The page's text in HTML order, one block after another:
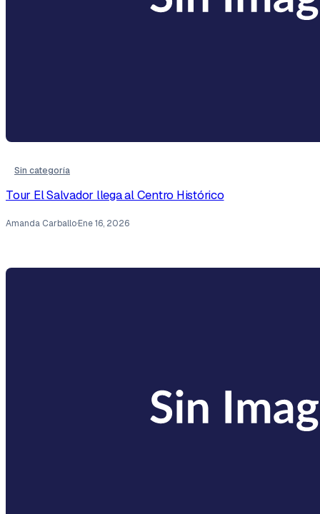
Sin categoría
Tour El Salvador llega al Centro Histórico
Amanda Carballo·Ene 16, 2026